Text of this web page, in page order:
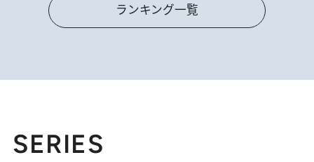
ランキング一覧
SERIES